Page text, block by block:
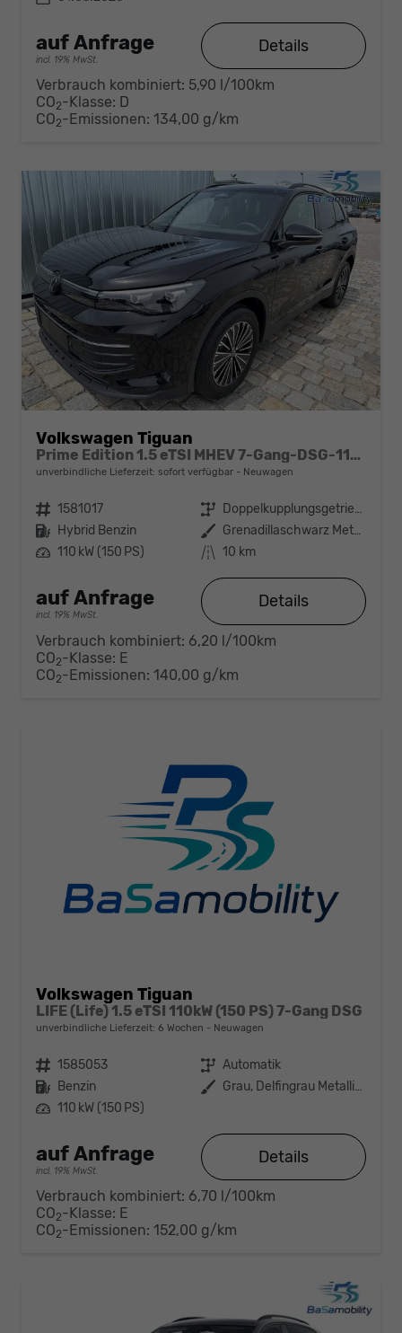
auf Anfrage
incl. 19% MwSt.
Details
Verbrauch kombiniert: 5,90 l/100km
CO2-Klasse: D
CO2-Emissionen: 134,00 g/km
Volkswagen Tiguan
Prime Edition 1.5 eTSI MHEV 7-Gang-DSG-110kW/150PS-elektr. AHK-USB-AndroidAuto&AppleCarPlay-DAB-Bluetooth-ACC inkl. Travelassistent-3-Zonen-Klima-SHZ-LED-Fernlichtassist.-360°Kamera-2xPDC-WINTER-SUNSET-ALU18"-Ambientelicht-sofort verfügbar
unverbindliche Lieferzeit: sofort verfügbar Neuwagen
Fahrzeugnr. 1581017 Getriebe
Doppelkupplungsgetriebe (DSG)
Kraftstoff Hybrid Benzin Außenfarbe
Grenadillaschwarz Metallic
Leistung 110 kW (150 PS) Kilometerstand 10 km
auf Anfrage
incl. 19% MwSt.
Details
Verbrauch kombiniert: 6,20 l/100km
CO2-Klasse: E
CO2-Emissionen: 140,00 g/km
Volkswagen Tiguan
LIFE (Life) 1.5 eTSI 110kW (150 PS) 7-Gang DSG
unverbindliche Lieferzeit: 6 Wochen Neuwagen
Fahrzeugnr. 1585053 Getriebe Automatik
Kraftstoff Benzin Außenfarbe
Grau, Delfingrau Metallic (B0)
Leistung 110 kW (150 PS)
auf Anfrage
incl. 19% MwSt.
Details
Verbrauch kombiniert: 6,70 l/100km
CO2-Klasse: E
CO2-Emissionen: 152,00 g/km